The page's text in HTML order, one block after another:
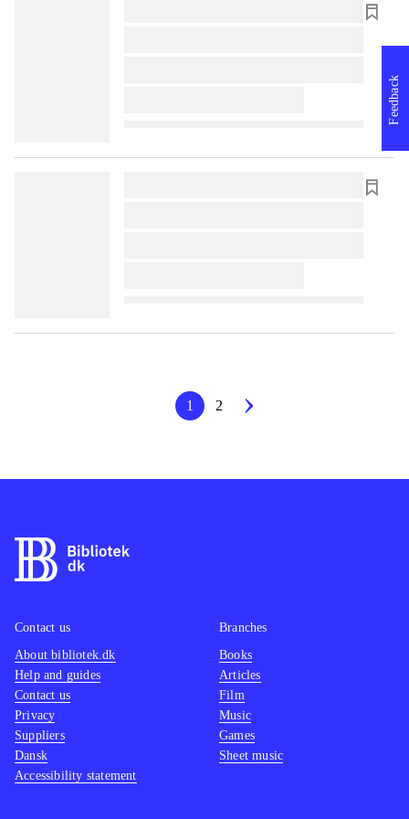
lorem ipsum dolor sit amet ...
lorem ipsum dolor sit amet ...
lorem ipsum dolor sit amet ...
lorem ipsum dolor sit amet ...
1 2
Feedback
Contact us
About bibliotek.dk
Help and guides
Contact us
Privacy
Suppliers
Dansk
Accessibility statement
Branches
Books
Articles
Film
Music
Games
Sheet music